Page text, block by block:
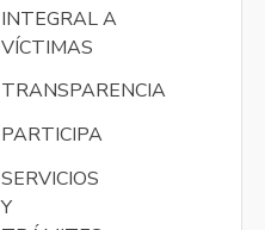
INTEGRAL A
VÍCTIMAS
TRANSPARENCIA
PARTICIPA
SERVICIOS
Y